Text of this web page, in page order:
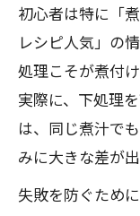
初心者は特に「
レシピ人気」の
処理こそが煮付
実際に、下処理
は、同じ煮汁で
みに大きな差が出
失敗を防ぐため